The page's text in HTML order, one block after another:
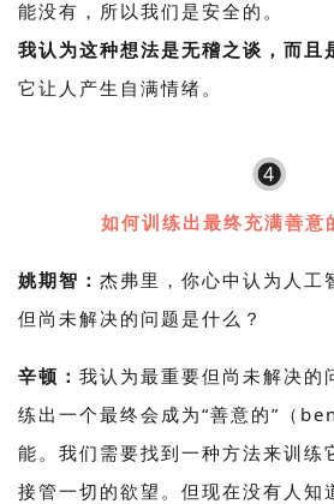
能没有，所以我们是安全的。
我认为这种想法是无稽之谈，而且
它让人产生自满情绪。
4
如何训练出最终充满善意
姚期智： 杰弗里，你心中认为人工
但尚未解决的问题是什么？
辛顿： 我认为最重要但尚未解决的
练出一个最终会成为“善意的”（
能。我们需要找到一种方法来训练
接管一切的欲望。但现在没有人知